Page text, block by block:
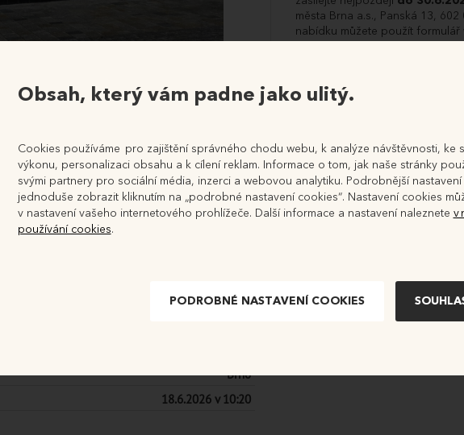
Nabídkové řízení
12.06.2026 09:00
Brno
18.6.2026 v 10:20
města Brna a.s., Panská 13,
nabídku můžete použít formulář
Nabídky budou projednány
Místo konání
Obsah, který vám padne jako ulitý.
Cookies používáme pro zajištění správného chodu webu, k analýze návštěvnosti, ke
výkonu, personalizaci obsahu a k cílení reklam. Informace o tom, jak naše stránky
svými partnery pro sociální média, inzerci a webovou analytiku. Podrobnější nastavení
jednoduše zobrazit kliknutím na „podrobné nastavení cookies“. Nastavení cookies
v nastavení vašeho internetového prohlížeče. Další informace a nastavení naleznete v
používání cookies.
PODROBNÉ NASTAVENÍ COOKIES